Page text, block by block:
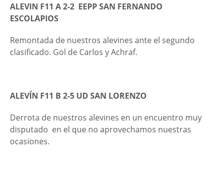
ALEVIN F11 A 2-2 EEPP SAN FERNANDO
ESCOLAPIOS
Remontada de nuestros alevines ante el segundo
clasificado. Gol de Carlos y Achraf.
ALEVÍN F11 B 2-5 UD SAN LORENZO
Derrota de nuestros alevines en un encuentro muy
disputado en el que no aprovechamos nuestras
ocasiones.